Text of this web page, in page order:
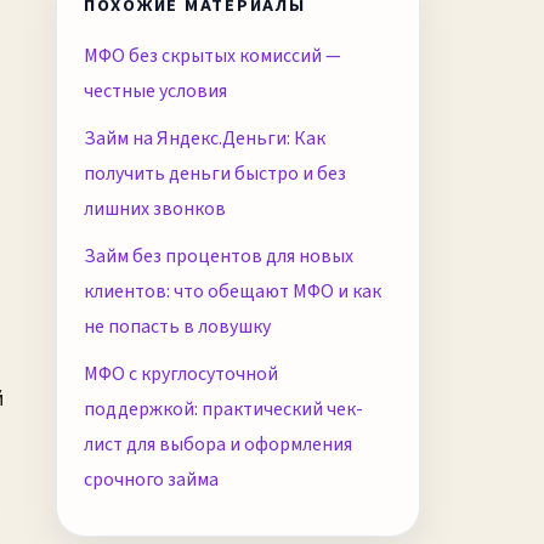
ПОХОЖИЕ МАТЕРИАЛЫ
МФО без скрытых комиссий —
честные условия
Займ на Яндекс.Деньги: Как
получить деньги быстро и без
лишних звонков
Займ без процентов для новых
клиентов: что обещают МФО и как
не попасть в ловушку
МФО с круглосуточной
поддержкой: практический чек-
лист для выбора и оформления
срочного займа